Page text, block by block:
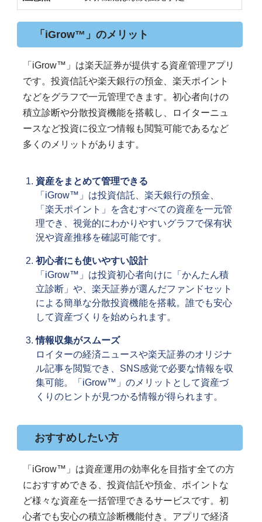
「iGrow™」のメリット
「iGrow™」は楽天証券が提供する資産管理アプリ
です。投資信託や楽天銀行の預金、楽天ポイント
などをグラフで一元管理できます。初心者向けの
積立診断や分散投資機能を搭載し、ロイターニュ
ースなど投資に役立つ情報も閲覧可能であるなど
多くのメリットがあります。
資産をまとめて管理できる
「iGrow™」は投資信託、楽天銀行の預金、
「楽天ポイント」を含むすべての資産を一元管
理でき、視覚的にわかりやすいグラフで保有状
況や資産推移を確認可能です。
初心者にも使いやすい設計
「iGrow™」は投資初心者向けに「かんたん積
立診断」や、楽天証券が選んだファンドセット
による簡単な分散投資機能を搭載。誰でも安心
して資産づくりを始められます。
情報収集がスムーズ
ロイターの経済ニュースや楽天証券のオリジナ
ル記事を閲覧でき、SNS感覚で必要な情報を収
集可能。「iGrow™」のメリットとして資産づ
くりのヒントが見つかる情報が得られます。
おすすめしたい方
「iGrow™」は資産運用の効率化を目指す全ての方
におすすめできる、投資信託や預金、ポイントな
ど様々な資産を一括管理できるサービスです。初
心者でも安心の積立診断機能付き。アプリで経済